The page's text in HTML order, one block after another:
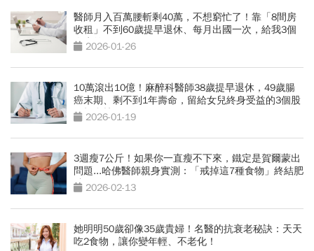
醫師月入百萬腰斬剩40萬，不想窮忙了！靠「8間房
收租」不到60歲提早退休、每月出國一次，給我3個
人生啟示
2026-01-26
10萬滾出10億！麻醉科醫師38歲提早退休，49歲腸
癌末期、剩不到1年壽命，留給女兒終身受益的3個股
票投資技巧
2026-01-19
3週瘦7公斤！如果你一直瘦不下來，鐵定是賀爾蒙出
問題...哈佛醫師親身實測：「戒掉這7種食物」終結肥
胖 2026-02-13
她明明50歲卻像35歲貴婦！名醫的抗衰老秘訣：天天
吃2食物，讓你變年輕、不老化！